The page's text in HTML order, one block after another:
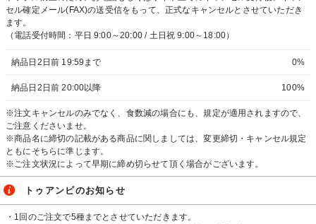
セル確定メール(FAX)の送受信をもって、正式なキャンセルとさせていただき
ます。
（電話受付時間：平日 9:00～20:00 / 土日祝 9:00～18:00）
納品日2日前 19:59まで 0%
納品日2日前 20:00以降 100%
※注文キャンセルのみでなく、食数減の場合にも、規定が適用されますので、
ご注意くださいませ。
※商品名に締切の記載がある商品に関しましては、変更締切・キャンセル規定
ともにそちらに準じます。
※ご注文状況によって早期に締め切らせて頂く場合がございます。
トゥアンビのお知らせ
・1回のご注文で5種までとさせていただきます。